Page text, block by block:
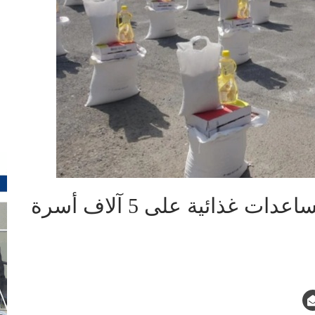
حجة.. مبادرة تنموية لتوزيع مساعدات غذائية على 5 آلاف أسرة